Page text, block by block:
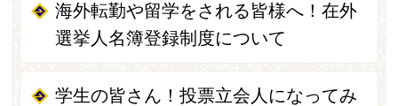
海外転勤や留学をされる皆様へ！在外
選挙人名簿登録制度について
学生の皆さん！投票立会人になってみ